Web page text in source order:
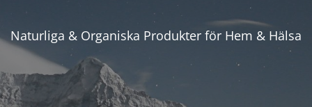
Naturliga & Organiska Produkter för Hem & Hälsa